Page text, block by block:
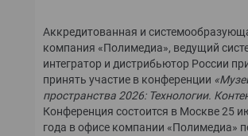
Аккредитованная и
компания «Полимедиа», ведущий
интегратор и дистрибьютор России
принять участие в конференции
пространства 2026: Технологии.
Конференция состоится в Москве 25
года в офисе компании «Полимедиа»